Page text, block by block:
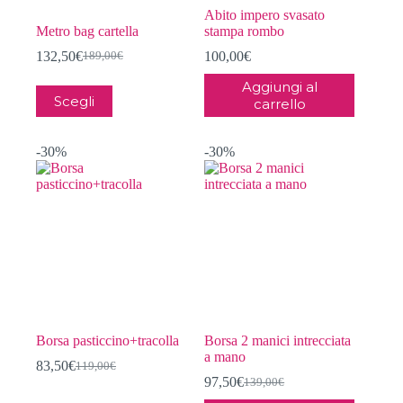
Metro bag cartella
189,00€
Il
originale
era:
132,50€Il
attuale
è:
Scegli
prodotto
varianti.
Le
opzioni
Abito impero svasato
stampa rombo
100,00€
Aggiungi al
carrello
-30%
Borsa pasticcino+tracolla
119,00€
Il
83,50€Il
-30%
Borsa 2 manici intrecciata
a mano
139,00€
Il
97,50€Il